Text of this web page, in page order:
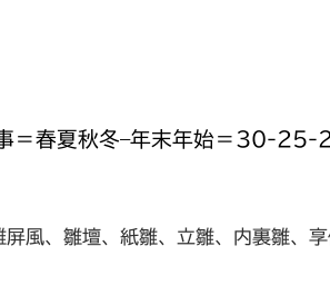
＝春夏秋冬–年末年始＝30-
風、雛壇、紙雛、立雛、内裏雛、